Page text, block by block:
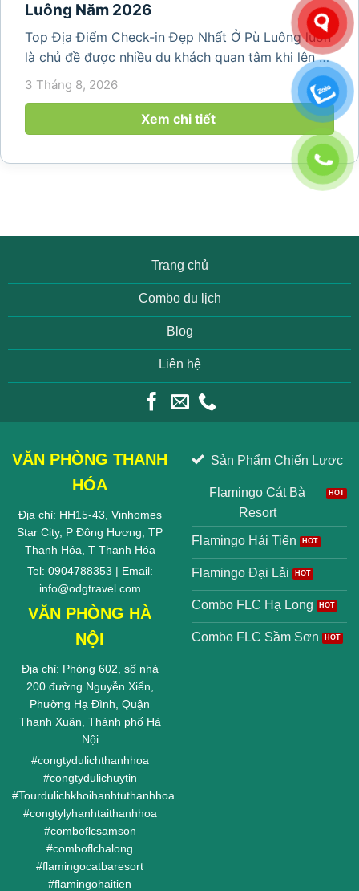
Luông Năm 2026
Top Địa Điểm Check-in Đẹp Nhất Ở Pù Luông luôn
là chủ đề được nhiều du khách quan tâm khi lên kế
hoạch khám phá vùng đất thiên nhiên nổi tiếng
của Thanh Hóa. Với ruộng bậc thang trải dài, bản
làng yên bình, thác...
3 Tháng 8, 2026
Xem chi tiết
Trang chủ
Combo du lịch
Blog
Liên hệ
VĂN PHÒNG THANH
HÓA
Địa chỉ: HH15-43, Vinhomes
Star City, P Đông Hương, TP
Thanh Hóa, T Thanh Hóa
Tel: 0904788353 | Email:
info@odgtravel.com
VĂN PHÒNG HÀ
NỘI
Địa chỉ: Phòng 602, số nhà
200 đường Nguyễn Xiển,
Phường Hạ Đình, Quận
Thanh Xuân, Thành phố Hà
Nội
#congtydulichthanhhoa
#congtydulichuytin
#Tourdulichkhoihanhtuthanhhoa
#congtylyhanhtaithanhhoa
#comboflcsamson
#comboflchalong
#flamingocatbaresort
#flamingohaitien
Sản Phẩm Chiến Lược
Flamingo Cát Bà
Resort
Flamingo Hải Tiến
Flamingo Đại Lải
Combo FLC Hạ Long
Combo FLC Sầm Sơn